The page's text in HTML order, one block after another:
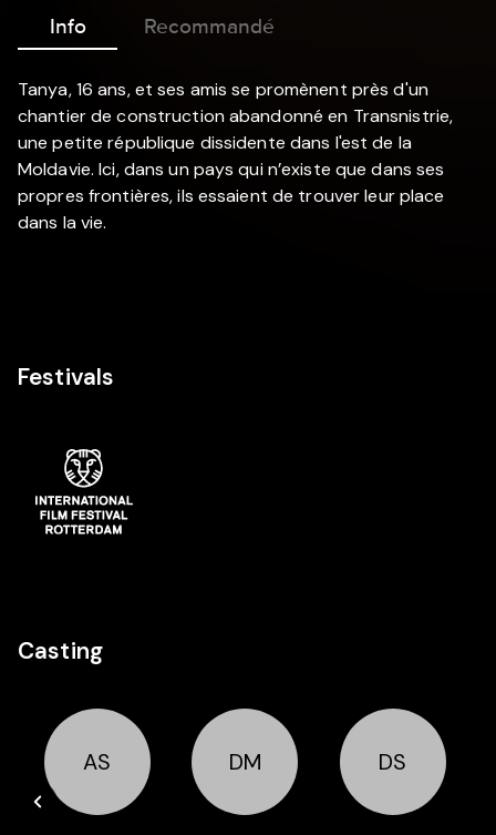
Info Recommandé
Tanya, 16 ans, et ses amis se promènent près d'un
chantier de construction abandonné en Transnistrie,
une petite république dissidente dans l'est de la
Moldavie. Ici, dans un pays qui n’existe que dans ses
propres frontières, ils essaient de trouver leur place
dans la vie.
Festivals
Casting
AS DM DS